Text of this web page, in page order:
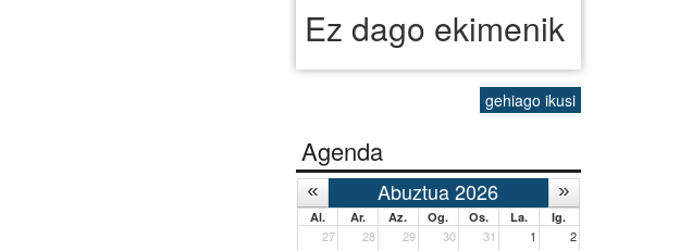
Ez dago ekimenik
gehiago ikusi
Agenda
Abuztua 2026
Al. Ar. Az. Og. Os. La. Ig.
27 28 29 30 31 1 2